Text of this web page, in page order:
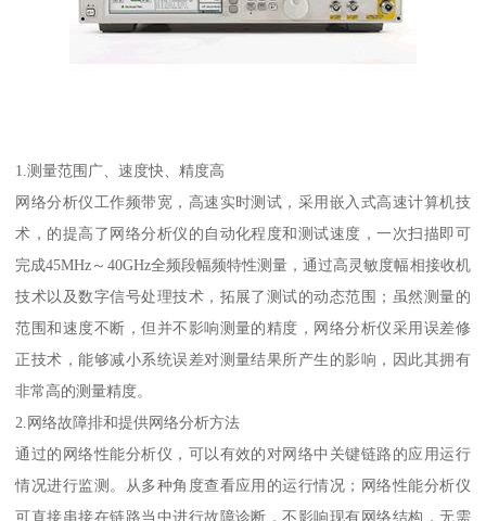
1.测量范围广、速度快、精度高
网络分析仪工作频带宽，高速实时测试，采用嵌入式高速计算机技
术，的提高了网络分析仪的自动化程度和测试速度，一次扫描即可
完成45MHz～40GHz全频段幅频特性测量，通过高灵敏度幅相接收机
技术以及数字信号处理技术，拓展了测试的动态范围；虽然测量的
范围和速度不断，但并不影响测量的精度，网络分析仪采用误差修
正技术，能够减小系统误差对测量结果所产生的影响，因此其拥有
非常高的测量精度。
2.网络故障排和提供网络分析方法
通过的网络性能分析仪，可以有效的对网络中关键链路的应用运行
情况进行监测。从多种角度查看应用的运行情况；网络性能分析仪
可直接串接在链路当中进行故障诊断，不影响现有网络结构，无需